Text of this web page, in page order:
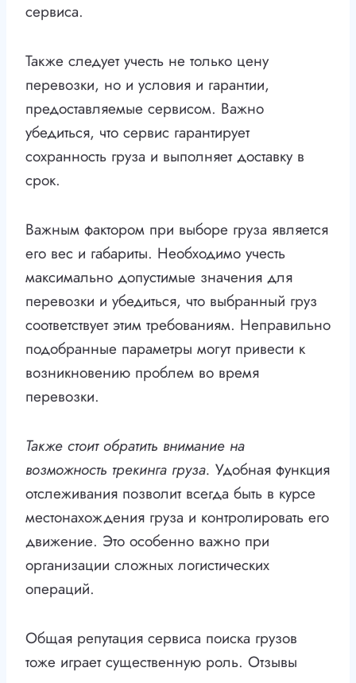
сервиса.
Также следует учесть не только цену
перевозки, но и условия и гарантии,
предоставляемые сервисом. Важно
убедиться, что сервис гарантирует
сохранность груза и выполняет доставку в
срок.
Важным фактором при выборе груза является
его вес и габариты. Необходимо учесть
максимально допустимые значения для
перевозки и убедиться, что выбранный груз
соответствует этим требованиям. Неправильно
подобранные параметры могут привести к
возникновению проблем во время
перевозки.
Также стоит обратить внимание на
возможность трекинга груза. Удобная функция
отслеживания позволит всегда быть в курсе
местонахождения груза и контролировать его
движение. Это особенно важно при
организации сложных логистических
операций.
Общая репутация сервиса поиска грузов
тоже играет существенную роль. Отзывы